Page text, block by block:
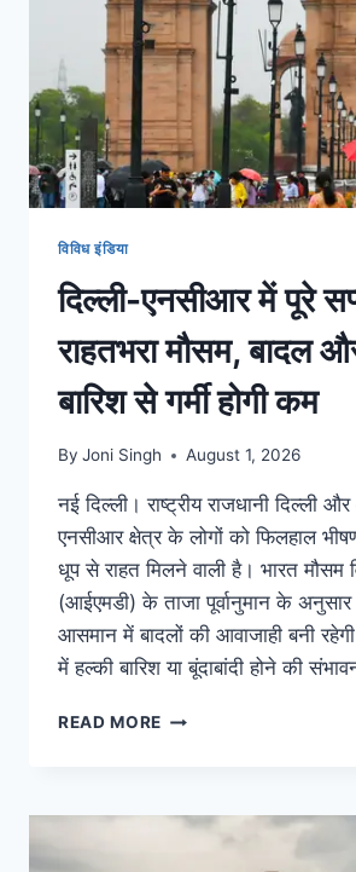
विविध इंडिया
दिल्ली-एनसीआर में पूरे
राहतभरा मौसम, बादल
बारिश से गर्मी होगी कम
By Joni Singh August 1, 2026
नई दिल्ली। राष्ट्रीय राजधानी दिल्ली
एनसीआर क्षेत्र के लोगों को फिलहाल
धूप से राहत मिलने वाली है। भारत मौसम
(आईएमडी) के ताजा पूर्वानुमान के अनुसार
आसमान में बादलों की आवाजाही बनी
में हल्की बारिश या बूंदाबांदी होने की
READ MORE